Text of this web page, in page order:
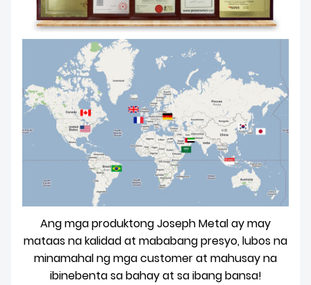
Ang mga produktong Joseph Metal ay may
mataas na kalidad at mababang presyo, lubos na
minamahal ng mga customer at mahusay na
ibinebenta sa bahay at sa ibang bansa!